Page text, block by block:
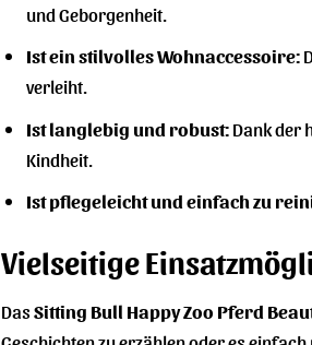
und Geborgenheit.
Ist ein stilvolles Wohnaccessoire:
verleiht.
Ist langlebig und robust:Dank der
Kindheit.
Ist pflegeleicht und einfach zu
Vielseitige
DasSitting Bull Happy Zoo Pferd